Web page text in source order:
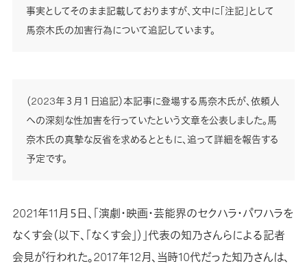
事実としてそのまま記載しておりますが、文中に「注記」として
馬奈木氏の加害行為について追記しています。
（2023年３月１日追記）本記事に登場する馬奈木氏が、依頼人
への深刻な性加害を行っていたという文章を公表しました。馬
奈木氏の真摯な反省を求めるとともに、追って詳細を報告する
予定です。
2021年11月５日、「演劇・映画・芸能界のセクハラ・パワハラを
なくす会（以下、「なくす会」）」代表の知乃さんらによる記者
会見が行われた。2017年12月、当時10代だった知乃さんは、